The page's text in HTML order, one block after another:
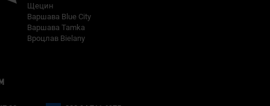
Щецин
Варшава Blue City
Варшава Tamka
Вроцлав Bielany